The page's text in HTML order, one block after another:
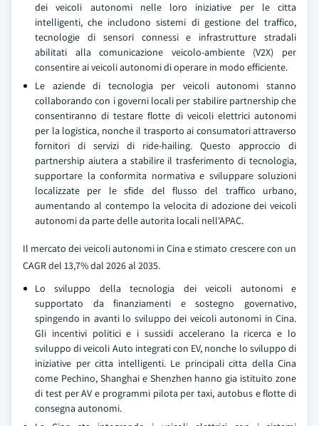
dei veicoli autonomi nelle loro iniziative per le citta
intelligenti, che includono sistemi di gestione del traffico,
tecnologie di sensori connessi e infrastrutture stradali
abilitati alla comunicazione veicolo-ambiente (V2X) per
consentire ai veicoli autonomi di operare in modo efficiente.
Le aziende di tecnologia per veicoli autonomi stanno
collaborando con i governi locali per stabilire partnership che
consentiranno di testare flotte di veicoli elettrici autonomi
per la logistica, nonche il trasporto ai consumatori attraverso
fornitori di servizi di ride-hailing. Questo approccio di
partnership aiutera a stabilire il trasferimento di tecnologia,
supportare la conformita normativa e sviluppare soluzioni
localizzate per le sfide del flusso del traffico urbano,
aumentando al contempo la velocita di adozione dei veicoli
autonomi da parte delle autorita locali nell'APAC.
Il mercato dei veicoli autonomi in Cina e stimato crescere con un
CAGR del 13,7% dal 2026 al 2035.
Lo sviluppo della tecnologia dei veicoli autonomi e
supportato da finanziamenti e sostegno governativo,
spingendo in avanti lo sviluppo dei veicoli autonomi in Cina.
Gli incentivi politici e i sussidi accelerano la ricerca e lo
sviluppo di veicoli Auto integrati con EV, nonche lo sviluppo di
iniziative per citta intelligenti. Le principali citta della Cina
come Pechino, Shanghai e Shenzhen hanno gia istituito zone
di test per AV e programmi pilota per taxi, autobus e flotte di
consegna autonomi.